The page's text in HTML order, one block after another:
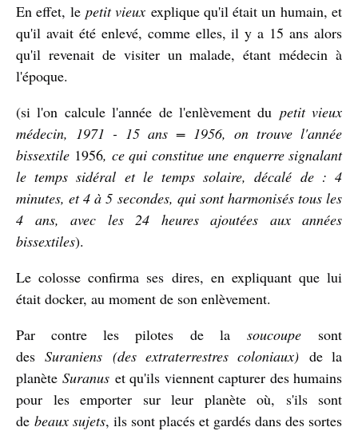
En effet, le petit vieux explique qu'il était un humain, et
qu'il avait été enlevé, comme elles, il y a 15 ans alors
qu'il revenait de visiter un malade, étant médecin à
l'époque.
(si l'on calcule l'année de l'enlèvement du petit vieux
médecin, 1971 - 15 ans = 1956, on trouve l'année
bissextile 1956, ce qui constitue une enquerre signalant
le temps sidéral et le temps solaire, décalé de : 4
minutes, et 4 à 5 secondes, qui sont harmonisés tous les
4 ans, avec les 24 heures ajoutées aux années
bissextiles).
Le colosse confirma ses dires, en expliquant que lui
était docker, au moment de son enlèvement.
Par contre les pilotes de la soucoupesont
desSuraniens (des extraterrestres coloniaux) de la
planèteSuranus et qu'ils viennent capturer des humains
pour les emporter sur leur planète où, s'ils sont
de beaux sujets, ils sont placés et gardés dans des sortes